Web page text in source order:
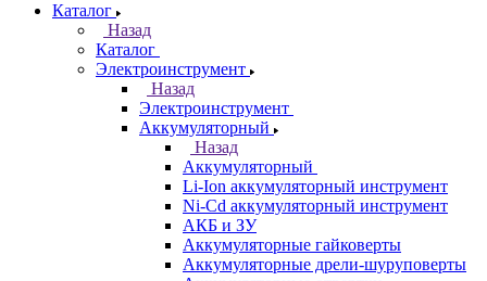
Каталог
Назад
Каталог
Электроинструмент
Назад
Электроинструмент
Аккумуляторный
Назад
Аккумуляторный
Li-Ion аккумуляторный инструмент
Ni-Cd аккумуляторный инструмент
АКБ и ЗУ
Аккумуляторные гайковерты
Аккумуляторные дрели-шуруповерты